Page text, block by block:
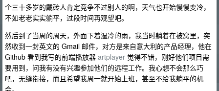
个三十多岁的戴砖人肯定竞争不过别人的啊，天气也开始慢慢变冷，
不如老老实实躺平，过段时间再观望吧。
然后到了当周的周天，外面下着湿冷的雨，我当时躺着在被窝里，突
然收到一封英文的 Gmail 邮件，对方是来自意大利的产品经理，他在
Github 看到我写的前端播放器 artplayer 觉得不错，刚好他们项目需
要用到，问我有没有兴趣参加他们的远程工作。我心想不会那么巧
吧，无缝衔接，而且希望我周一就开始上班，甚至不给我躺平的机
会。